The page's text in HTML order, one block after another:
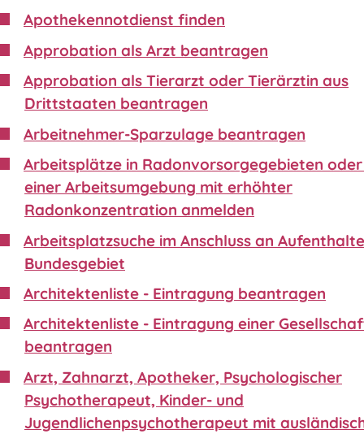
Apothekennotdienst finden
Approbation als Arzt beantragen
Approbation als Tierarzt oder Tierärztin aus
Drittstaaten beantragen
Arbeitnehmer-Sparzulage beantragen
Arbeitsplätze in Radonvorsorgegebieten
einer Arbeitsumgebung mit erhöhter
Radonkonzentration anmelden
Arbeitsplatzsuche im Anschluss an
Bundesgebiet
Architektenliste - Eintragung beantragen
Architektenliste - Eintragung einer
beantragen
Arzt, Zahnarzt, Apotheker, Psychologischer
Psychotherapeut, Kinder- und
Jugendlichenpsychotherapeut mit